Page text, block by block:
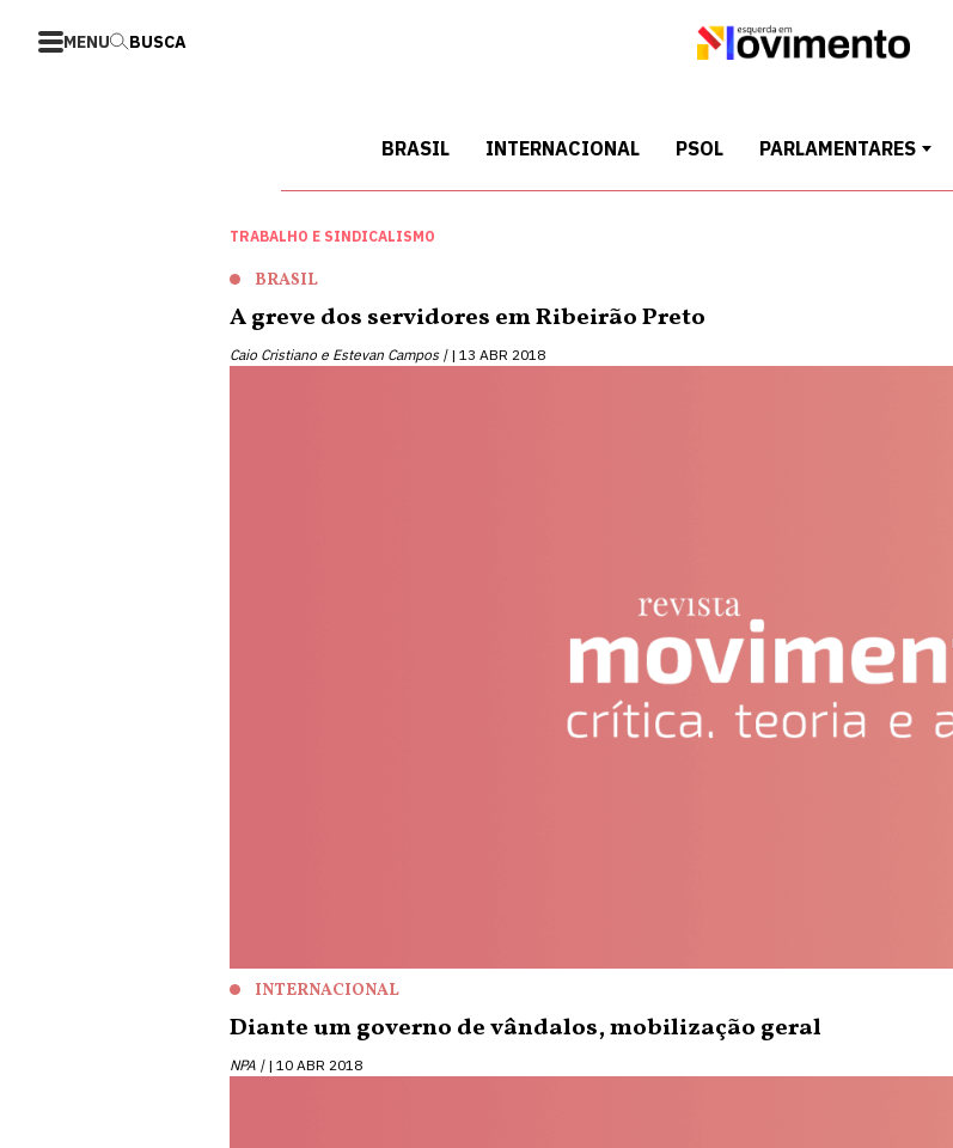
MENU BUSCA
BRASIL INTERNACIONAL PSOL PARLAMENTARES
TRABALHO E SINDICALISMO
BRASIL
A greve dos servidores em Ribeirão Preto
Caio Cristiano e Estevan Campos | 13 ABR 2018
INTERNACIONAL
Diante um governo de vândalos, mobilização geral
NPA | 10 ABR 2018